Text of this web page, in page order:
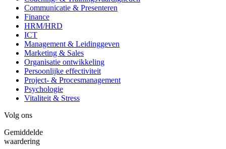
Communicatie & Presenteren
Finance
HRM/HRD
ICT
Management & Leidinggeven
Marketing & Sales
Organisatie ontwikkeling
Persoonlijke effectiviteit
Project- & Procesmanagement
Psychologie
Vitaliteit & Stress
Volg ons
Gemiddelde
waardering